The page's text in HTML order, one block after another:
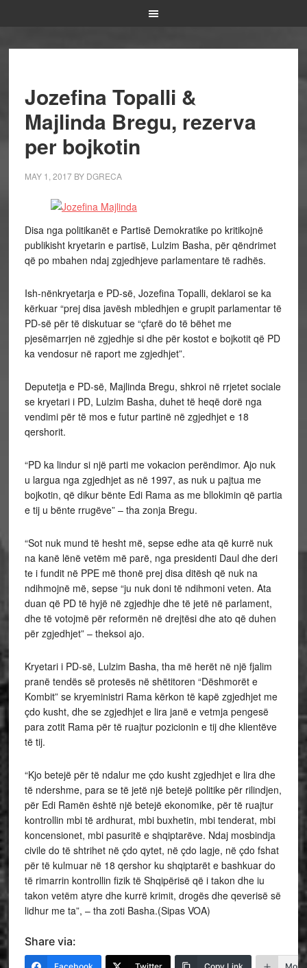
Jozefina Topalli &
Majlinda Bregu, rezerva
per bojkotin
MAY 1, 2017BY DGRECA
Disa nga politikanët e Partisë Demokratike po kritikojnë
publikisht kryetarin e partisë, Lulzim Basha, për qëndrimet
që po mbahen ndaj zgjedhjeve parlamentare të radhës.
Ish-nënkryetarja e PD-së, Jozefina Topalli, deklaroi se ka
kërkuar “prej disa javësh mbledhjen e grupit parlamentar të
PD-së për të diskutuar se “çfarë do të bëhet me
pjesëmarrjen në zgjedhje si dhe për kostot e bojkotit që PD
ka vendosur në raport me zgjedhjet”.
Deputetja e PD-së, Majlinda Bregu, shkroi në rrjetet sociale
se kryetari i PD, Lulzim Basha, duhet të heqë dorë nga
vendimi për të mos e futur partinë në zgjedhjet e 18
qershorit.
“PD ka lindur si një parti me vokacion perëndimor. Ajo nuk
u largua nga zgjedhjet as në 1997, as nuk u pajtua me
bojkotin, që dikur bënte Edi Rama as me bllokimin që partia
e tij u bënte rrugëve” – tha zonja Bregu.
“Sot nuk mund të hesht më, sepse edhe ata që kurrë nuk
na kanë lënë vetëm më parë, nga presidenti Daul dhe deri
te i fundit në PPE më thonë prej disa ditësh që nuk na
ndihmojnë më, sepse “ju nuk doni të ndihmoni veten. Ata
duan që PD të hyjë në zgjedhje dhe të jetë në parlament,
dhe të votojmë për reformën në drejtësi dhe ato që duhen
për zgjedhjet” – theksoi ajo.
Kryetari i PD-së, Lulzim Basha, tha më herët në një fjalim
pranë tendës së protesës në shëtitoren “Dëshmorët e
Kombit” se kryeministri Rama kërkon të kapë zgjedhjet me
çdo kusht, dhe se zgjedhjet e lira janë e vetmja pengesë
para zotit Rama për të ruajtur pozicionin e tij dhe klientëve
të tij.
“Kjo betejë për të ndalur me çdo kusht zgjedhjet e lira dhe
të ndershme, para se të jetë një betejë politike për rilindjen,
për Edi Ramën është një betejë ekonomike, për të ruajtur
kontrollin mbi të ardhurat, mbi buxhetin, mbi tenderat, mbi
koncensionet, mbi pasuritë e shqiptarëve. Ndaj mosbindja
civile do të shtrihet në çdo qytet, në çdo lagje, në çdo fshat
për të kulmuar në 18 qershor ku shqiptarët e bashkuar do
të rimarrin kontrollin fizik të Shqipërisë që i takon dhe iu
takon vetëm atyre dhe kurrë krimit, drogës dhe qeverisë së
lidhur me ta”, – tha zoti Basha.(Sipas VOA)
Share via: